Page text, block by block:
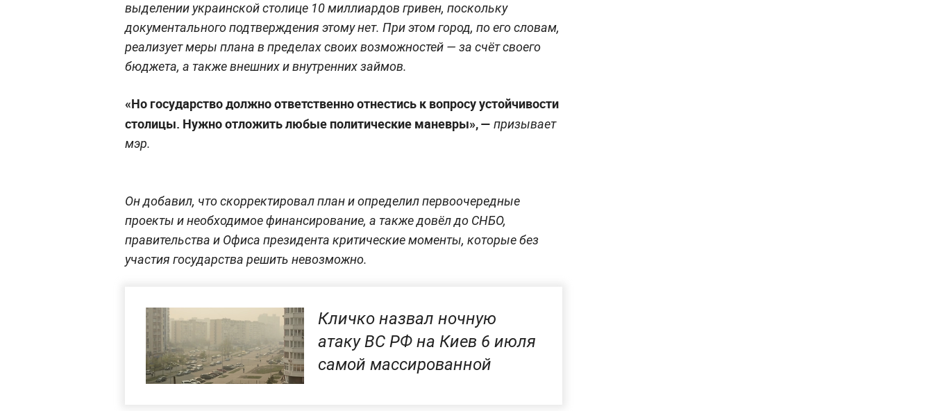
выделении украинской столице 10 миллиардов гривен, поскольку
документального подтверждения этому нет. При этом город, по его словам,
реализует меры плана в пределах своих возможностей — за счёт своего
бюджета, а также внешних и внутренних займов.
«Но государство должно ответственно отнестись к вопросу устойчивости
столицы. Нужно отложить любые политические маневры», — призывает
мэр.
Он добавил, что скорректировал план и определил первоочередные
проекты и необходимое финансирование, а также довёл до СНБО,
правительства и Офиса президента критические моменты, которые без
участия государства решить невозможно.
Кличко назвал ночную
атаку ВС РФ на Киев 6 июля
самой массированной